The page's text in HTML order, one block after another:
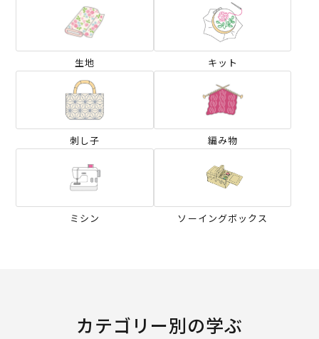
生地 キット
刺し子 編み物
ミシン ソーイングボックス
カテゴリー別の学ぶ